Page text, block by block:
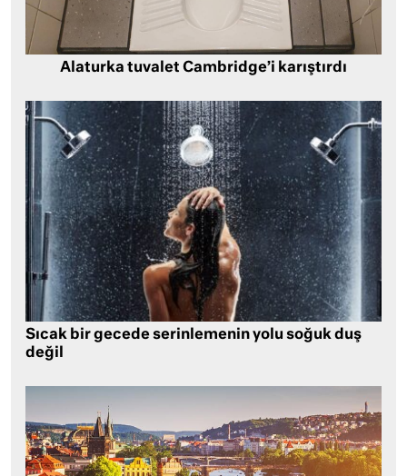
Alaturka tuvalet Cambridge’i karıştırdı
Sıcak bir gecede serinlemenin yolu soğuk duş
değil